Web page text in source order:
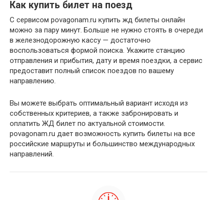
Как купить билет на поезд
С сервисом povagonam.ru купить жд билеты онлайн
можно за пару минут. Больше не нужно стоять в очереди
в железнодорожную кассу — достаточно
воспользоваться формой поиска. Укажите станцию
отправления и прибытия, дату и время поездки, а сервис
предоставит полный список поездов по вашему
направлению.
Вы можете выбрать оптимальный вариант исходя из
собственных критериев, а также забронировать и
оплатить ЖД билет по актуальной стоимости.
povagonam.ru дает возможность купить билеты на все
российские маршруты и большинство международных
направлений.